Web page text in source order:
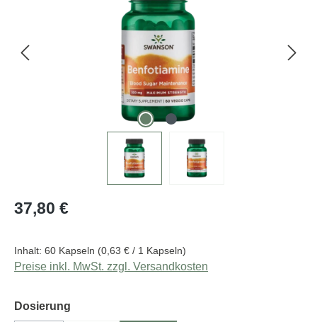
Regulärer Preis:
37,80 €
Inhalt: 60 Kapseln (0,63 € / 1 Kapseln)
Preise inkl. MwSt. zzgl. Versandkosten
Dosierung